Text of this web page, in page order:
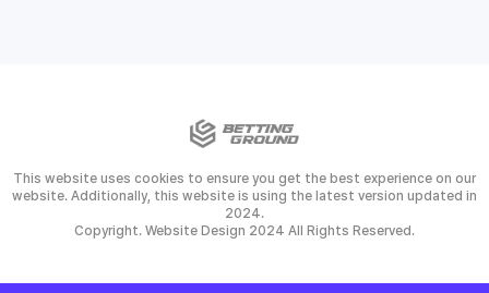
This website uses cookies to ensure you get the best experience on our
website. Additionally, this website is using the latest version updated in
2024.
Copyright. Website Design 2024 All Rights Reserved.